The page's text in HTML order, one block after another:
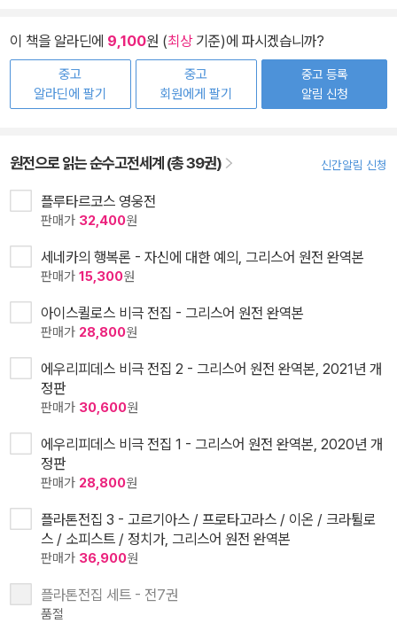
이 책을 알라딘에 9,100원 (최상기준)에 파시겠습니까?
중고
알라딘에 팔기
중고
회원에게 팔기
중고 등록
알림 신청
원전으로 읽는 순수고전세계 (총 39권) 신간알림 신청
플루타르코스 영웅전
판매가 32,400원
세네카의 행복론 - 자신에 대한 예의, 그리스어 원전 완역본
판매가 15,300원
아이스퀼로스 비극 전집 - 그리스어 원전 완역본
판매가 28,800원
에우리피데스 비극 전집 2 - 그리스어 원전 완역본, 2021년 개
정판
판매가 30,600원
에우리피데스 비극 전집 1 - 그리스어 원전 완역본, 2020년 개
정판
판매가 28,800원
플라톤전집 3 - 고르기아스 / 프로타고라스 / 이온 / 크라튈로
스 / 소피스트 / 정치가, 그리스어 원전 완역본
판매가 36,900원
플라톤전집 세트 - 전7권
품절